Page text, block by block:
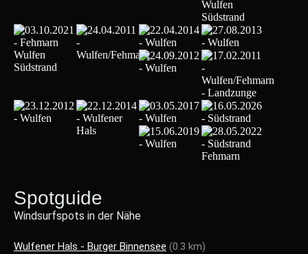
Spotguide
Windsurfspots in der Nähe
Wulfener Hals - Burger Binnensee (0.3 km)